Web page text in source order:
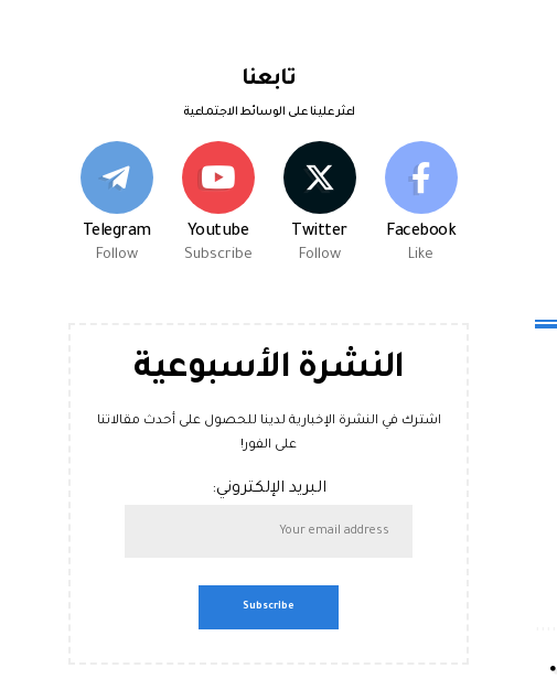
تابعنا
اعثر علينا على الوسائط الاجتماعية
Facebook
Like
Twitter
Follow
Youtube
Subscribe
Telegram
Follow
النشرة الأسبوعية
اشترك في النشرة الإخبارية لدينا للحصول على أحدث مقالاتنا
على الفور!
البريد الإلكتروني: